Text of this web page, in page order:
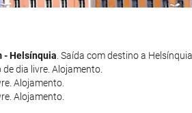
- Helsínquia. Saída com destino a
dia livre. Alojamento.
Alojamento.
Alojamento.
. Transfer até ao aeroporto por conta
Rovaniemi por conta própria. Resto de
Alojamento.
Alojamento.